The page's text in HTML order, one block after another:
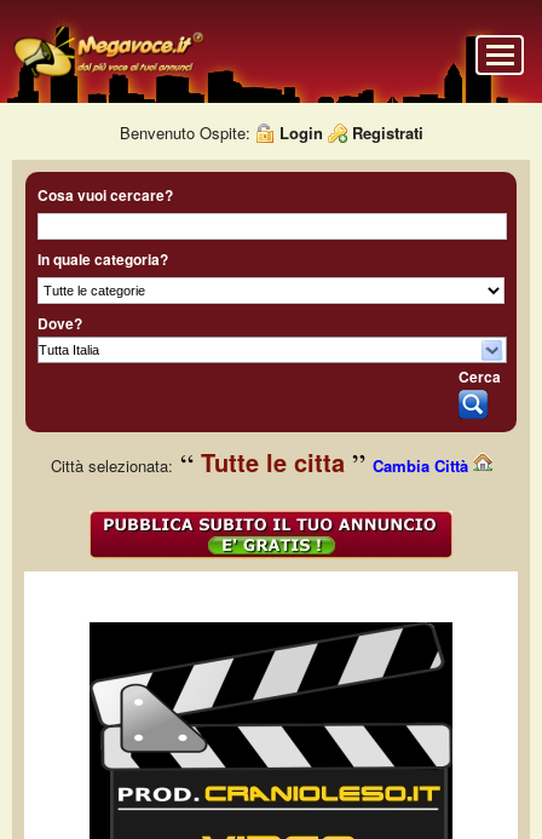
Benvenuto Ospite: Login Registrati
Cosa vuoi cercare?
In quale categoria?
Dove?
Cerca
Città selezionata: Tutte le citta Cambia Città